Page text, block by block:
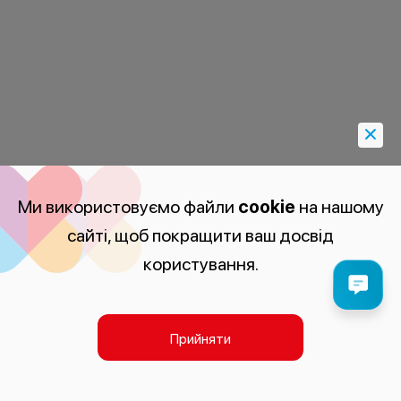
Ми використовуємо файли cookie на нашому
сайті, щоб покращити ваш досвід
користування.
Прийняти